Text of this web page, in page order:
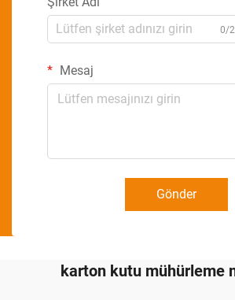
0/
Mesaj
Gönder
karton kutu mühürleme